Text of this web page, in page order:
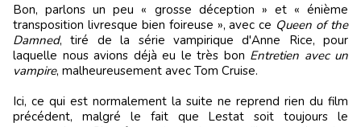
Bon, parlons un peu « grosse déception » et « énième
transposition livresque bien foireuse », avec ce Queen of the
Damned, tiré de la série vampirique d'Anne Rice, pour
laquelle nous avions déjà eu le très bon Entretien avec un
vampire, malheureusement avec Tom Cruise.
Ici, ce qui est normalement la suite ne reprend rien du film
précédent, malgré le fait que Lestat soit toujours le